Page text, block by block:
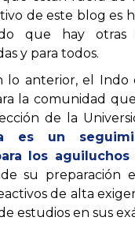
de este blog es
que hay otras
y para todos.
lo anterior, el
la comunidad
de la
es un
los aguiluchos
su preparación
de alta
estudios en sus